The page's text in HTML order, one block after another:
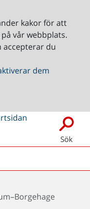
kakor för att
vår webbplats.
accepterar du
dem
Sök